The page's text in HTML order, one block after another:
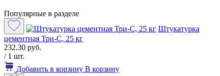
Популярные в разделе
Штукатурка
цементная Три-С, 25 кг
232.30 руб.
/ 1 шт.
Добавить в корзину В корзину